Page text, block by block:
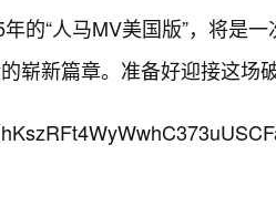
的“人马MV美国版”，将是
崭新篇章。准备好迎接这场